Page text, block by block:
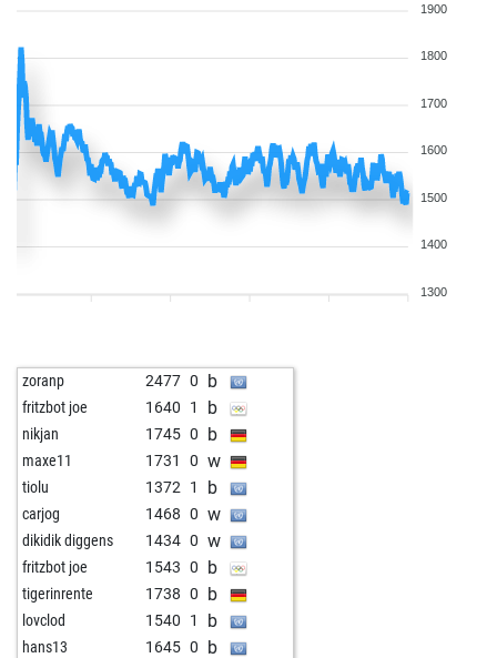
1900
1800
1700
1600
1500
1400
1300
zoranp 2477 0 b
fritzbot joe 1640 1 b
nikjan 1745 0 b
maxe11 1731 0 w
tiolu 1372 1 b
carjog 1468 0 w
dikidik diggens 1434 0 w
fritzbot joe 1543 0 b
tigerinrente 1738 0 b
lovclod 1540 1 b
hans13 1645 0 b